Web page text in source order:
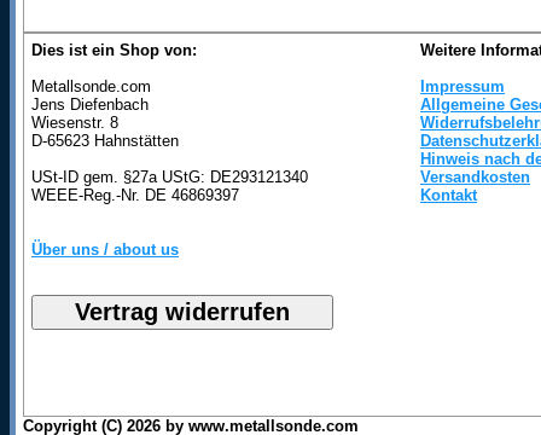
Dies ist ein Shop von:
Metallsonde.com
Jens Diefenbach
Wiesenstr. 8
D-65623 Hahnstätten
USt-ID gem. §27a UStG: DE293121340
WEEE-Reg.-Nr. DE 46869397
Über uns / about us
Weitere
Impressum
Allgemeine
Hinweis nach
Versandkosten
Kontakt
Copyright (C) 2026 by www.metallsonde.com